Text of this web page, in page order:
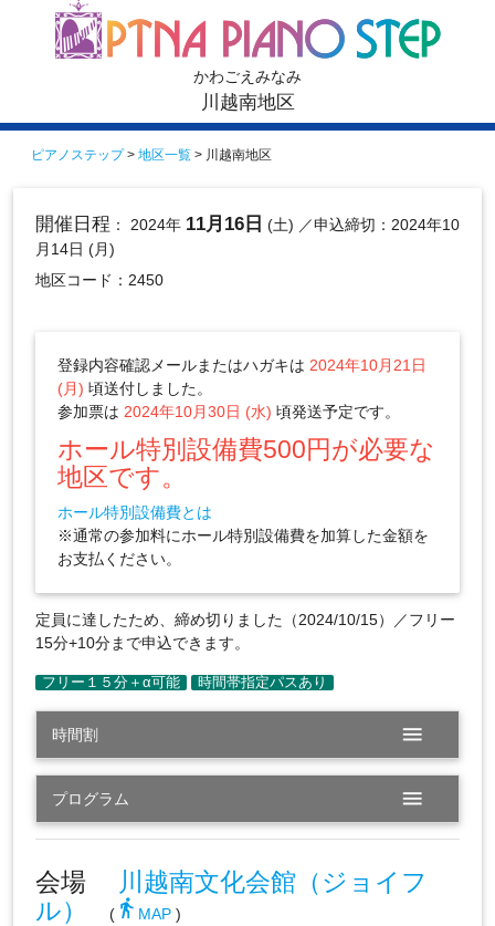
かわごえみなみ
川越南地区
ピアノステップ> 地区一覧 > 川越南地区
開催日程 ： 2024年 11月16日 (土) ／申込締切：2024年10
月14日 (月)
地区コード：2450
登録内容確認メールまたはハガキは 2024年10月21日
(月) 頃送付しました。
参加票は 2024年10月30日 (水) 頃発送予定です。
ホール特別設備費500円が必要な
地区です。
ホール特別設備費とは
※通常の参加料にホール特別設備費を加算した金額を
お支払ください。
定員に達したため、締め切りました（2024/10/15）／フリー
15分+10分まで申込できます。
時間割 menu
プログラム menu
会場
川越南文化会館（ジョイフ
ル）
(directions_walk MAP)